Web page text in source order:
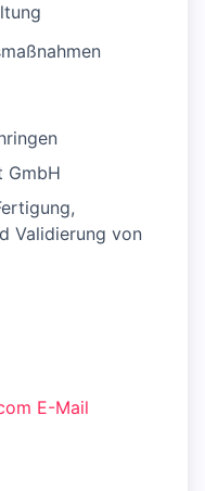
GmbH
Validierung von
E-Mail